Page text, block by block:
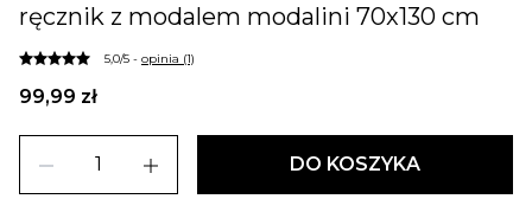
ręcznik z modalem modalini 70x130 cm
5,0/5 - opinia (1)
99,99 zł
remove add DO KOSZYKA